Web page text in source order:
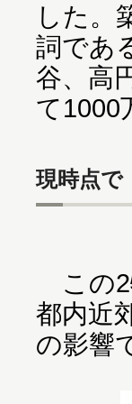
した。
詞であ
谷、高
て1000
現時点で
この2
都内近
の影響